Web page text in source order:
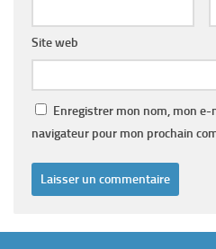
Site web
Enregistrer mon nom, mon
navigateur pour mon prochain